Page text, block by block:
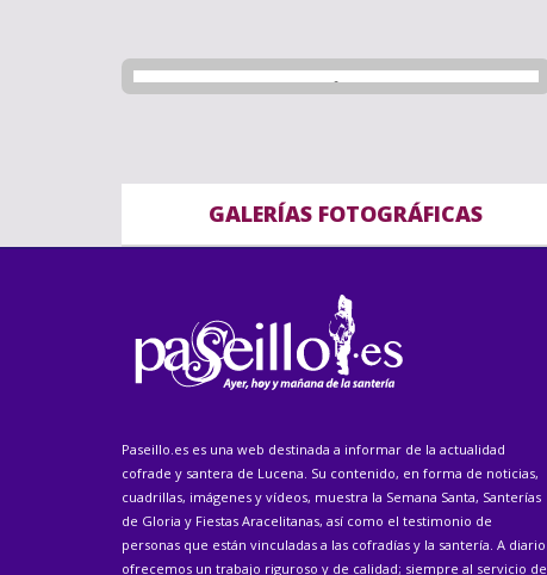
GALERÍAS FOTOGRÁFICAS
Paseillo.es es una web destinada a informar de la actualidad
cofrade y santera de Lucena. Su contenido, en forma de noticias,
cuadrillas, imágenes y vídeos, muestra la Semana Santa, Santerías
de Gloria y Fiestas Aracelitanas, así como el testimonio de
personas que están vinculadas a las cofradías y la santería. A diario
ofrecemos un trabajo riguroso y de calidad; siempre al servicio de